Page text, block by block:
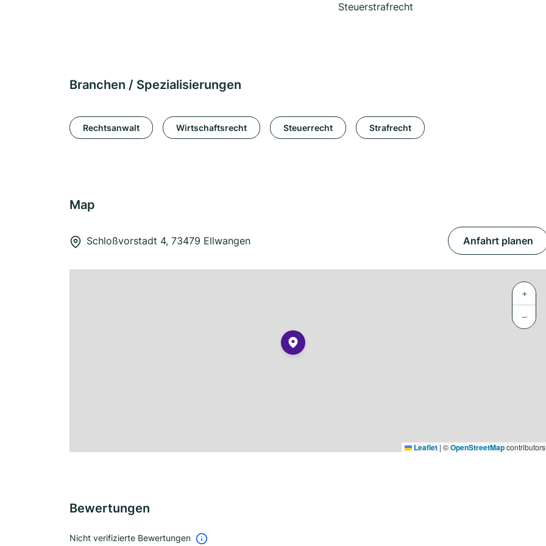
Steuerstrafrecht
Branchen / Spezialisierungen
Rechtsanwalt Wirtschaftsrecht Steuerrecht Strafrecht
Map
Schloßvorstadt 4, 73479 Ellwangen Anfahrt planen
+
−
Leaflet | ©OpenStreetMapcontributors
Bewertungen
Nicht verifizierte Bewertungen